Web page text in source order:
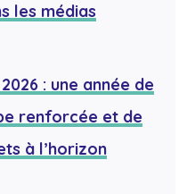
les médias
: une année de
renforcée et de
à l’horizon